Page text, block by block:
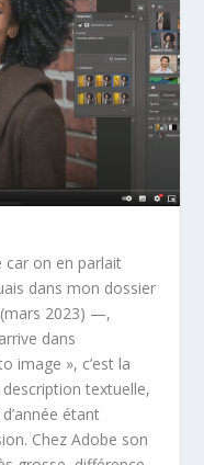
car on en parlait
dans mon dossier
(mars 2023) —,
dans
image », c’est la
description textuelle,
étant
Chez Adobe son